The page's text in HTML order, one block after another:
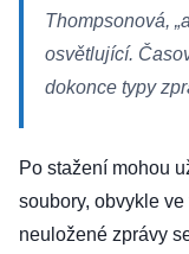
Thompsonová,
osvětlující.
dokonce typy
Po stažení mohou
soubory, obvykle
neuložené zprávy